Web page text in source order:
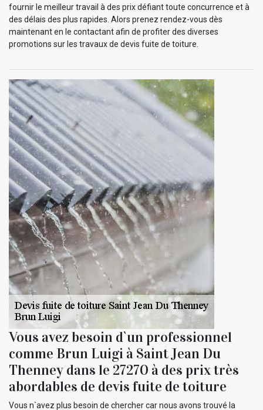
fournir le meilleur travail à des prix défiant toute concurrence et à
des délais des plus rapides. Alors prenez rendez-vous dès
maintenant en le contactant afin de profiter des diverses
promotions sur les travaux de devis fuite de toiture.
Vous avez besoin d`un professionnel
comme Brun Luigi à Saint Jean Du
Thenney dans le 27270 à des prix très
abordables de devis fuite de toiture
Vous n`avez plus besoin de chercher car nous avons trouvé la